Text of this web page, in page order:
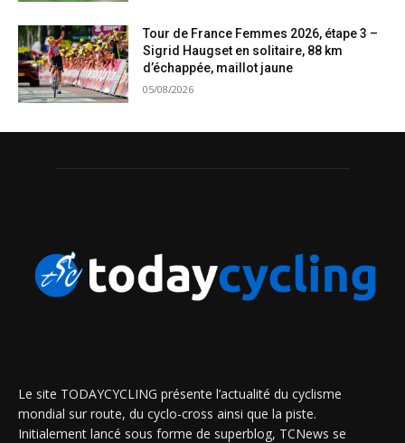
Tour de France Femmes 2026, étape 3 –
Sigrid Haugset en solitaire, 88 km
d’échappée, maillot jaune
05/08/2026
Le site TODAYCYCLING présente l’actualité du cyclisme
mondial sur route, du cyclo-cross ainsi que la piste.
Initialement lancé sous forme de superblog, TCNews se